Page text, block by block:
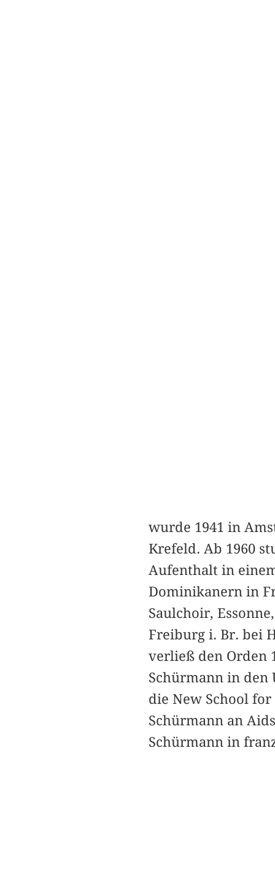
wurde 1941 in
Krefeld. Ab 1960
Aufenthalt in
Dominikanern in
Saulchoir,
Freiburg i. Br. bei
verließ den Orden
Schürmann in den
die New School for
Schürmann an
Schürmann in